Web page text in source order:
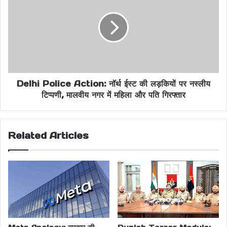
Krishnagiri police action
road rage murder India
Tamil Nadu Breaking News
Tamil Nadu road rage
Delhi Police Action: नॉर्थ ईस्ट की लड़कियों पर नस्लीय
टिप्पणी, मालवीय नगर में महिला और पति गिरफ्तार
Related Articles